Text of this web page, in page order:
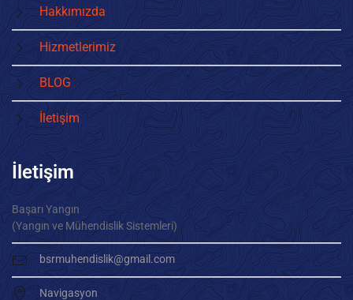
Hakkımızda
Hizmetlerimiz
BLOG
İletişim
İletişim
Başarı Yangın
(Yangın ve Mühendislik Sistemleri)
bsrmuhendislik@gmail.com
Navigasyon